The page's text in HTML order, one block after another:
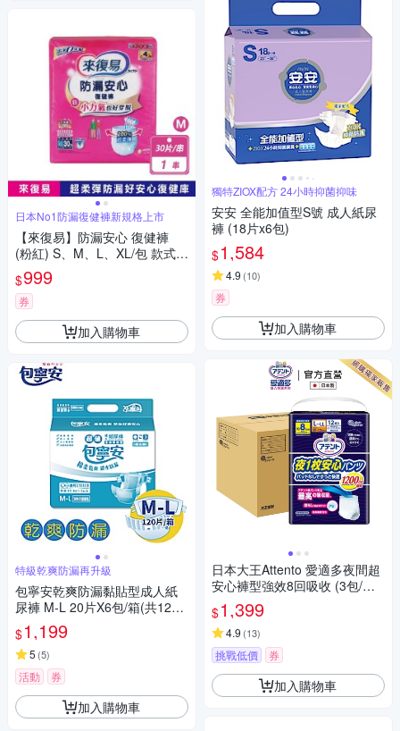
日本No1防漏復健褲新規格上市
【來復易】防漏安心 復健褲
(粉紅) S、M、L、XL/包 款式任
選
$999
券
加入購物車
特級乾爽防漏再升級
包寧安乾爽防漏黏貼型成人紙
尿褲 M-L 20片X6包/箱(共120
片)
$1,199
5 (5)
活動 券
加入購物車
獨特ZIOX配方 24小時抑菌抑味
安安 全能加值型S號 成人紙尿
褲 (18片x6包)
$1,584
4.9 (10)
券
加入購物車
日本大王Attento 愛適多夜間超
安心褲型強效8回吸收 (3包/箱
箱購)
$1,399
4.9 (13)
挑戰低價 券
加入購物車